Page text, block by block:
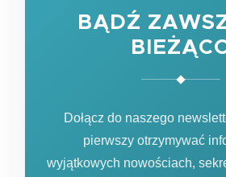
BĄDŹ
Dołącz do naszego
pierwszy otrzymywać
wyjątkowych nowościach,